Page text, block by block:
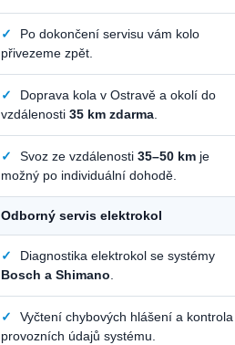
✓
Po dokončení servisu vám kolo
přivezeme zpět.
✓
Doprava kola v Ostravě a okolí do
vzdálenosti 35 km zdarma
✓ Svoz ze vzdálenosti 35–50 km je
možný po individuální dohodě.
Odborný servis elektrokol
✓
Diagnostika elektrokol se systémy
Bosch a Shimano
✓
Vyčtení chybových hlášení a kontrola
provozních údajů systému.